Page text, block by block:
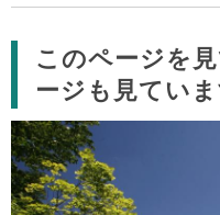
このページを
ージも見てい